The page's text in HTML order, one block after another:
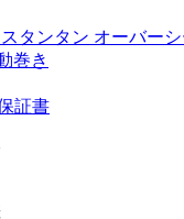
タンタン オーバー
巻き
証書